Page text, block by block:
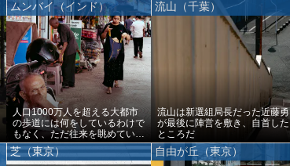
ムンバイ（インド）
人口1000万人を超える大都市
の歩道には何をしているわけで
もなく、ただ往来を眺めている
人たちが少なからずいる
流山（千葉）
流山は新選組局長だった近藤勇
が最後に陣営を敷き、自首した
ところだ
芝（東京） 自由が丘（東京）